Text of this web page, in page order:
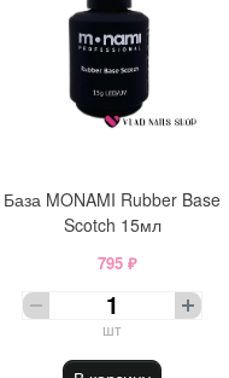
База MONAMI Rubber Base
Scotch 15мл
795 ₽
шт